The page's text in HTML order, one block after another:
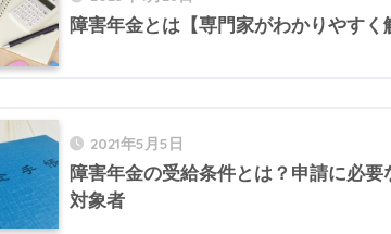
障害年金とは【専門家がわかりやすく
2021年5月5日
障害年金の受給条件とは？申請に必要
対象者